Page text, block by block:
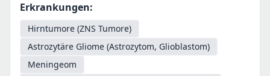
Erkrankungen:
Hirntumore (ZNS Tumore)
Astrozytäre Gliome (Astrozytom, Glioblastom)
Meningeom